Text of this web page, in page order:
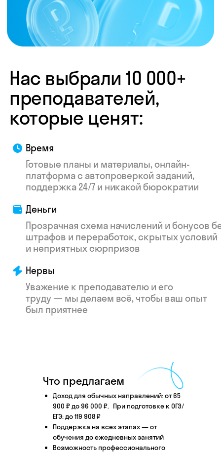
был приятнее
Что предлагаем
Доход для обычных направлений: от 65
900 ₽ до 96 000 ₽. При подготовке к ОГЭ/
ЕГЭ: до 119 908 ₽
Поддержка на всех этапах — от
обучения до ежедневных занятий
Возможность профессионального
после того, как вы
оставите заявку
Английский язык Школьные предметы